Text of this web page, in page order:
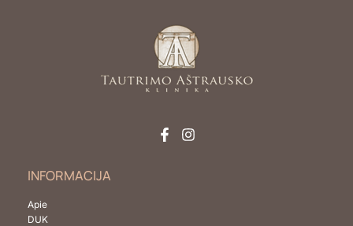
INFORMACIJA
Apie
DUK